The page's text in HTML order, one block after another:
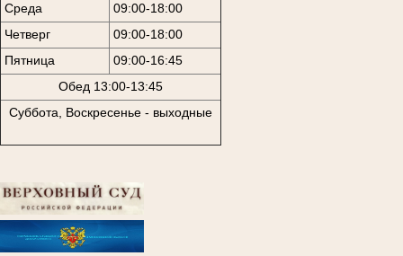
Среда
09:00-18:00
Четверг
09:00-18:00
Пятница
09:00-16:45
Обед 13:00-13:45
Суббота, Воскресенье - выходные